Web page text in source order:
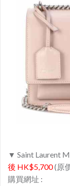
▼ Saint Laurent
後 HK$5,700(原
購買網址 :